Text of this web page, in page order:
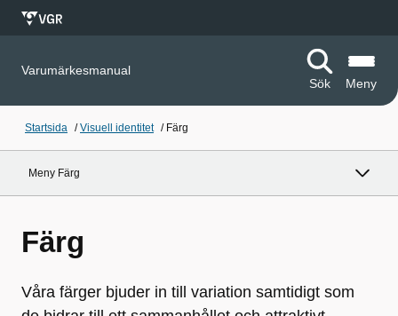
Varumärkesmanual
Sök
Meny
Startsida /Visuell identitet / Färg
Meny Färg
Färg
Våra färger bjuder in till variation samtidigt som